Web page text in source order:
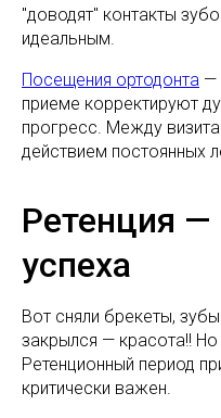
"доводят" контакты
идеальным.
Посещения ортодонта —
приеме корректируют
прогресс. Между
действием постоянных
Ретенция —
успеха
Вот сняли брекеты,
закрылся — красота!!
Ретенционный период
критически важен.